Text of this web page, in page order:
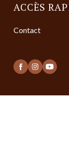
ACCÈS
Contact